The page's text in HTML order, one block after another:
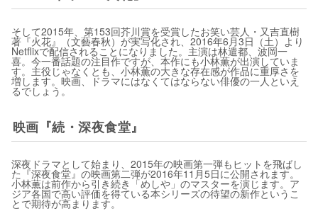
そして2015年、第153回芥川賞を受賞したお笑い芸人・又吉直樹
著『火花』（文藝春秋）が実写化され、2016年6月3日（土）より
Netflixで配信されることになりました。主演は林遣都、波岡一
喜。今一番話題の注目作ですが、本作にも小林薫が出演していま
す。主役じゃなくとも、小林薫の大きな存在感が作品に重厚さを
増します。映画、ドラマにはなくてはならない俳優の一人といえ
るでしょう。
映画『続・深夜食堂』
深夜ドラマとして始まり、2015年の映画第一弾もヒットを飛ばし
た『深夜食堂』の映画第二弾が2016年11月5日に公開されます。
小林薫は前作から引き続き「めしや」のマスターを演じます。ア
ジア各国で高い評価を得ている本シリーズの待望の新作というこ
とで期待が高まります。